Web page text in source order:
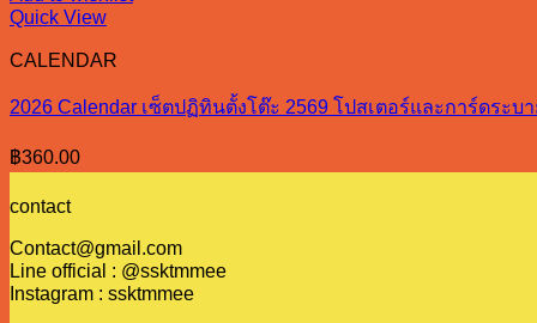
Quick View
CALENDAR
2026 Calendar เซ็ตปฏิทินตั้งโต๊ะ 2569 โปสเตอร์และการ์ดระบ
฿360.00
contact
Contact@gmail.com
Line official : @ssktmmee
Instagram : ssktmmee